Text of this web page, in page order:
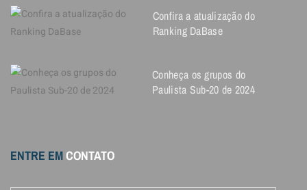
Confira a atualização do
Ranking DaBase
Conheça os grupos do
Paulista Sub-20 de 2024
ENTRE EMCONTATO